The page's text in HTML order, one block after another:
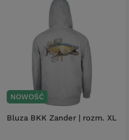
NOWOŚĆ
Bluza BKK Zander | rozm. XL